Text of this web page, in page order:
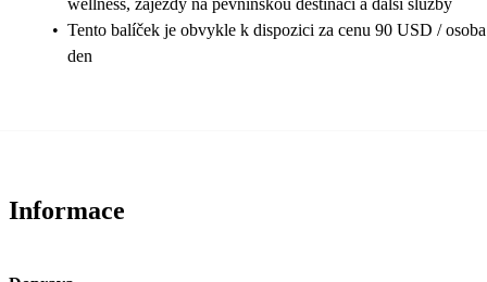
wellness, zájezdy na pevninskou destinaci a další služby
• Tento balíček je obvykle k dispozici za cenu 90 USD /
den
Informace